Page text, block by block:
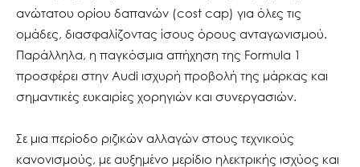
ανώτατου ορίου δαπανών (cost cap) για όλες τις
ομάδες, διασφαλίζοντας ίσους όρους ανταγωνισμού.
Παράλληλα, η παγκόσμια απήχηση της Formula 1
προσφέρει στην Audi ισχυρή προβολή της μάρκας και
σημαντικές ευκαιρίες χορηγιών και συνεργασιών.
Σε μια περίοδο ριζικών αλλαγών στους τεχνικούς
κανονισμούς, με αυξημένο μερίδιο ηλεκτρικής ισχύος και